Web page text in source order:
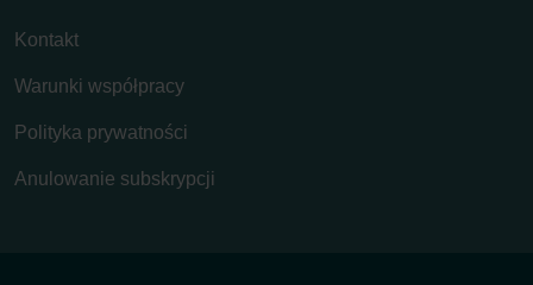
Kontakt
Warunki współpracy
Polityka prywatności
Anulowanie subskrypcji